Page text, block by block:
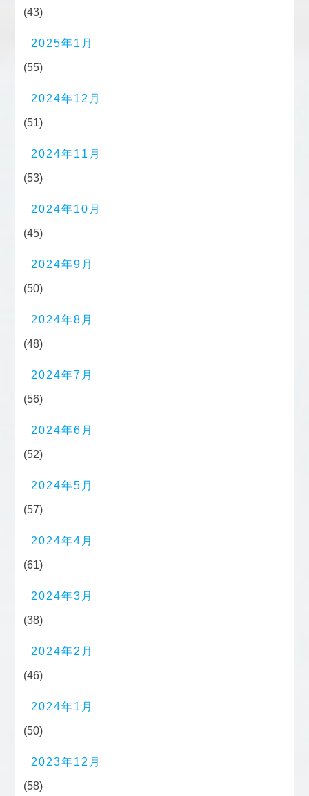
(43)
2025年1月
(55)
2024年12月
(51)
2024年11月
(53)
2024年10月
(45)
2024年9月
(50)
2024年8月
(48)
2024年7月
(56)
2024年6月
(52)
2024年5月
(57)
2024年4月
(61)
2024年3月
(38)
2024年2月
(46)
2024年1月
(50)
2023年12月
(58)